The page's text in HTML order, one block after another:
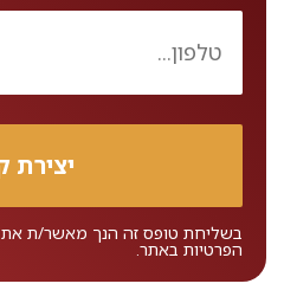
בשליחת טופס זה הנך מאשר/ת את
הפרטיות באתר.